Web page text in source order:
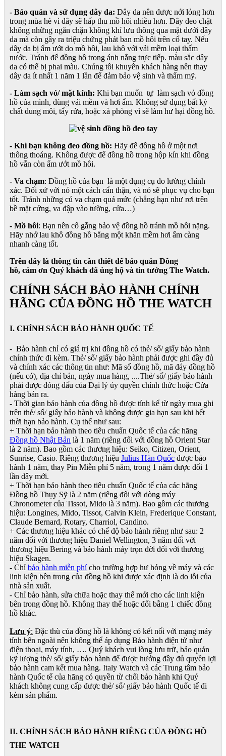
- Bảo quản và sử dụng dây da: Dây da nên được nới lỏng hơn
trong mùa hè vì dây sẽ hấp thu mồ hôi nhiều hơn. Dây đeo chặt
không những ngăn chặn không khí lưu thông qua mặt dưới dây
da mà còn gây ra triệu chứng phát ban mồ hôi trên cổ tay. Nếu
dây da bị ẩm ướt do mồ hôi, lau khô với vải mềm loại thấm
nước. Tránh để đồng hồ trong ánh nắng trực tiếp. màu sắc dây
da có thể bị phai màu. Chúng tôi khuyên khách hàng nên thay
dây da ít nhất 1 năm 1 lần để đảm bảo vệ sinh và thẩm mỹ.
- Làm sạch vỏ/ mặt kính: Khi bạn muốn tự làm sạch vỏ đồng
hồ của mình, dùng vải mềm và hơi ẩm. Không sử dụng bất kỳ
chất dung môi, tẩy rửa, hoặc xà phòng vì sẽ làm hư hại đồng hồ.
- Khi bạn không đeo đồng hồ: Hãy để đồng hồ ở một nơi
thông thoáng. Không được để đồng hồ trong hộp kín khi đồng
hồ vẫn còn ẩm ướt mồ hôi.
- Va chạm: Đồng hồ của bạn là một dụng cụ đo lường chính
xác. Đối xử với nó một cách cẩn thận, và nó sẽ phục vụ cho bạn
tốt. Tránh những cú va chạm quá mức (chẳng hạn như rơi trên
bề mặt cứng, va đập vào tường, cửa…)
- Mồ hôi: Bạn nên cố gắng bảo vệ đồng hồ tránh mồ hôi nặng.
Hãy nhớ lau khô đồng hồ bằng một khăn mềm hơi ẩm càng
nhanh càng tốt.
Trên đây là thông tin cần thiết để bảo quản Đồng
hồ, cảm ơn Quý khách đã ủng hộ và tin tưởng The Watch.
CHÍNH SÁCH BẢO HÀNH CHÍNH
HÃNG CỦA ĐỒNG HỒ THE WATCH
I. CHÍNH SÁCH BẢO HÀNH QUỐC TẾ
- Bảo hành chỉ có giá trị khi đồng hồ có thẻ/ sổ/ giấy bảo hành
chính thức đi kèm. Thẻ/ sổ/ giấy bảo hành phải được ghi đầy đủ
và chính xác các thông tin như: Mã số đồng hồ, mã đáy đồng hồ
(nếu có), địa chỉ bán, ngày mua hàng, ....Thẻ/ sổ/ giấy bảo hành
phải được đóng dấu của Đại lý ủy quyền chính thức hoặc Cửa
hàng bán ra.
- Thời gian bảo hành của đồng hồ được tính kể từ ngày mua ghi
trên thẻ/ sổ/ giấy bảo hành và không được gia hạn sau khi hết
thời hạn bảo hành. Cụ thể như sau:
+ Thời hạn bảo hành theo tiêu chuẩn Quốc tế của các hãng
Đồng hồ Nhật Bản là 1 năm (riêng đối với đồng hồ Orient Star
là 2 năm). Bao gồm các thương hiệu: Seiko, Citizen, Orient,
Sunrise, Casio. Riêng thương hiệu Julius Hàn Quốc được bảo
hành 1 năm, thay Pin Miễn phí 5 năm, trong 1 năm được đổi 1
lần dây mới.
+ Thời hạn bảo hành theo tiêu chuẩn Quốc tế của các hãng
Đồng hồ Thụy Sỹ là 2 năm (riêng đối với dòng máy
Chronometer của Tissot, Mido là 3 năm). Bao gồm các thương
hiệu: Longines, Mido, Tissot, Calvin Klein, Frederique Constant,
Claude Bernard, Rotary, Charriol, Candino.
+ Các thương hiệu khác có chế độ bảo hành riêng như sau: 2
năm đối với thương hiệu Daniel Wellington, 3 năm đối với
thương hiệu Bering và bảo hành máy trọn đời đối với thương
hiệu Skagen.
- Chỉ bảo hành miễn phícho trường hợp hư hỏng về máy và các
linh kiện bên trong của đồng hồ khi được xác định là do lỗi của
nhà sản xuất.
- Chỉ bảo hành, sửa chữa hoặc thay thế mới cho các linh kiện
bên trong đồng hồ. Không thay thế hoặc đổi bằng 1 chiếc đồng
hồ khác.
Lưu ý: Đặc thù của đồng hồ là không có kết nối với mạng máy
tính bên ngoài nên không thể áp dụng Bảo hành điện tử như
điện thoại, máy tính, …. Quý khách vui lòng lưu trữ, bảo quản
kỹ lượng thẻ/ sổ/ giấy bảo hành để được hưởng đầy đủ quyền lợi
bảo hành cam kết mua hàng. Italy Watch và các Trung tâm bảo
hành Quốc tế của hãng có quyền từ chối bảo hành khi Quý
khách không cung cấp được thẻ/ sổ/ giấy bảo hành Quốc tế đi
kèm sản phẩm.
II. CHÍNH SÁCH BẢO HÀNH RIÊNG CỦA ĐỒNG HỒ
THE WATCH